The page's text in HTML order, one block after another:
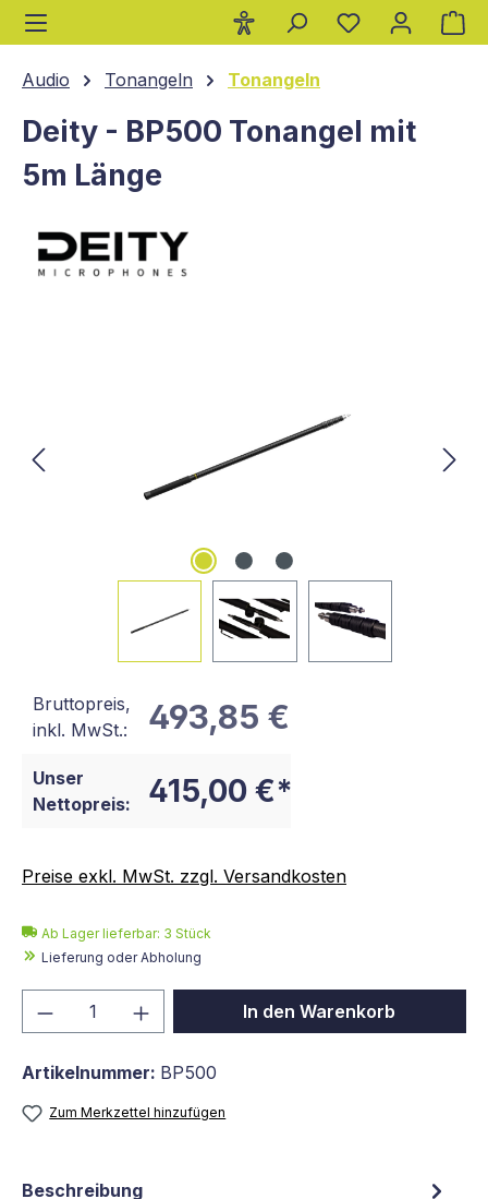
springen
Audio Tonangeln Tonangeln
Deity - BP500 Tonangel mit
5m Länge
Bruttopreis,
inkl. MwSt.:
493,85 €
Unser
Nettopreis:
415,00 €*
Preise exkl. MwSt. zzgl. Versandkosten
Ab Lager lieferbar: 3 Stück
Lieferung oder Abholung
Produkt Anzahl: Gib denIn den Warenkorb
Artikelnummer: BP500
Zum Merkzettel hinzufügen
Beschreibung